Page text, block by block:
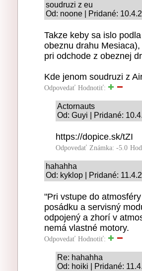
soudruzi z eu
Od: noone | Pridané:
Takze keby sa islo
obeznu drahu
pri odchode z obeznej
Kde jenom soudruzi z
Odpovedať Hodnotiť:
Actornauts
Od: Guyi | Pridané:
https://dopice.sk/tZI
Odpovedať Známka: -5.0
hahahha
Od: kyklop | Pridané:
"Pri vstupe do
posádku a servisný
odpojený a zhorí v
nemá vlastné motory.
Odpovedať Hodnotiť:
Re: hahahha
Od: hoiki | Pridané: